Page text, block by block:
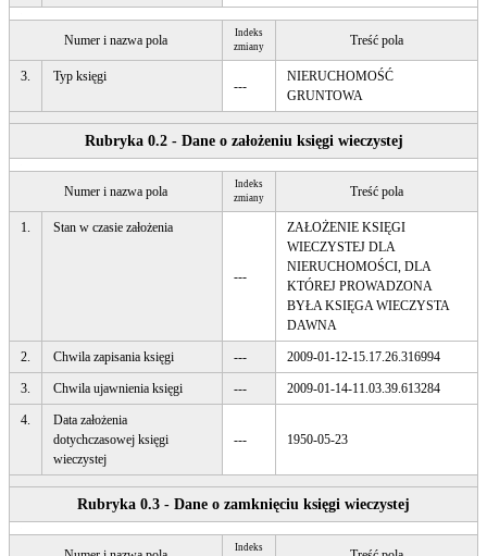
Numer i nazwa pola
Indeks
zmiany
Treść pola
3. Typ księgi
---
NIERUCHOMOŚĆ
GRUNTOWA
Rubryka 0.2 - Dane o założeniu księgi wieczystej
Numer i nazwa pola
Indeks
zmiany
Treść pola
1. Stan w czasie założenia
---
ZAŁOŻENIE KSIĘGI
WIECZYSTEJ DLA
NIERUCHOMOŚCI, DLA
KTÓREJ PROWADZONA
BYŁA KSIĘGA WIECZYSTA
DAWNA
2. Chwila zapisania księgi --- 2009-01-12-15.17.26.316994
3. Chwila ujawnienia księgi --- 2009-01-14-11.03.39.613284
4.
Data założenia
dotychczasowej księgi
wieczystej
--- 1950-05-23
Rubryka 0.3 - Dane o zamknięciu księgi wieczystej
Indeks